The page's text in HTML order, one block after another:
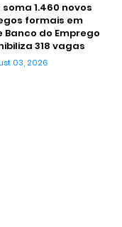
soma 1.460 novos
formais em
Banco do Emprego
318 vagas
03, 2026